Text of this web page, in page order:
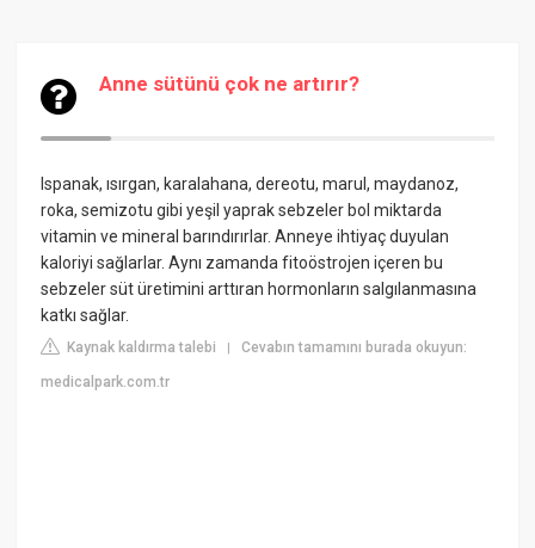
Anne sütünü çok ne artırır?
Ispanak, ısırgan, karalahana, dereotu, marul, maydanoz,
roka, semizotu gibi yeşil yaprak sebzeler bol miktarda
vitamin ve mineral barındırırlar. Anneye ihtiyaç duyulan
kaloriyi sağlarlar. Aynı zamanda fitoöstrojen içeren bu
sebzeler süt üretimini arttıran hormonların salgılanmasına
katkı sağlar.
Kaynak kaldırma talebi |Cevabın tamamını burada okuyun:
medicalpark.com.tr